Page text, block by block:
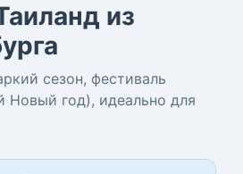
из
сезон, фестиваль
Новый год), идеально для